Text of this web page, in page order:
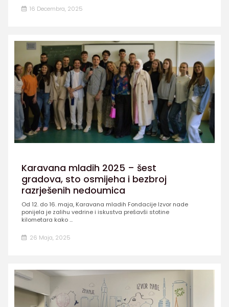
16 Decembra, 2025
Karavana mladih 2025 – šest
gradova, sto osmijeha i bezbroj
razrješenih nedoumica
Od 12. do 16. maja, Karavana mladih Fondacije Izvor nade
ponijela je zalihu vedrine i iskustva prešavši stotine
kilometara kako ...
26 Maja, 2025